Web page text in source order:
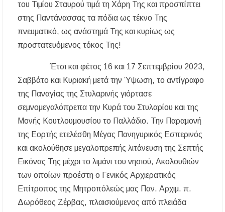
Διακοπές ρεύματος σε περιοχές της Χαλκιδικής
– Πότε και πού θα σημειωθούν
Νέες χρηματοδοτήσεις από το Πράσινο Ταμείο
Με λαμπρότητα πραγματοποιήθηκε η
πανήγυρη του Παρεκκλησίου Μεταμορφώσεως
του Σωτήρος στην Παραλία Διονυσίου
Έρευνα απαντάει: Πόσο χρόνο κερδίζουμε
υπερβαίνοντας το όριο ταχύτητας;
Χαλκιδική: Άμεση η κατάσβεση πυρκαγιάς σε
χαμηλή βλάστηση στην περιοχή του Πόρτο
Καρράς
Η ΘΕΙΑ ΜΕΤΑΜΟΡΦΩΣΙΣ ΤΟΥ ΣΩΤΗΡΟΣ
ΗΜΩΝ ΙΗΣΟΥ ΧΡΙΣΤΟΥ ΣΤΟ
ΠΛΑΤΑΝΟΧΩΡΙ ΚΑΙ ΣΤΗ ΣΑΡΑΚΗΝΑ
του Τιμίου Σταυρού τιμά τη Χάρη Της και προσπίπτει
στης Παντάνασσας τα πόδια ως τέκνο Της
πνευματικό, ως ανάστημά Της και κυρίως ως
προστατευόμενος τόκος Της!
Έτσι και φέτος 16 και 17 Σεπτεμβρίου 2023,
Σαββάτο και Κυριακή μετά την Ύψωση, το αντίγραφο
της Παναγίας της Στυλαρινής γιόρτασε
σεμνομεγαλόπρεπα την Κυρά του Στυλαρίου και της
Μονής Κουτλουμουσίου το Παλλάδιο. Την Παραμονή
της Εορτής ετελέσθη Μέγας Πανηγυρικός Εσπερινός
και ακολούθησε μεγαλοπρεπής λιτάνευση της Σεπτής
Εικόνας Της μέχρι το λιμάνι του νησιού, Ακολουθιών
των οποίων προέστη ο Γενικός Αρχιερατικός
Επίτροπος της Μητροπόλεώς μας Παν. Αρχιμ. π.
Δωρόθεος Ζέρβας, πλαισιούμενος από πλειάδα